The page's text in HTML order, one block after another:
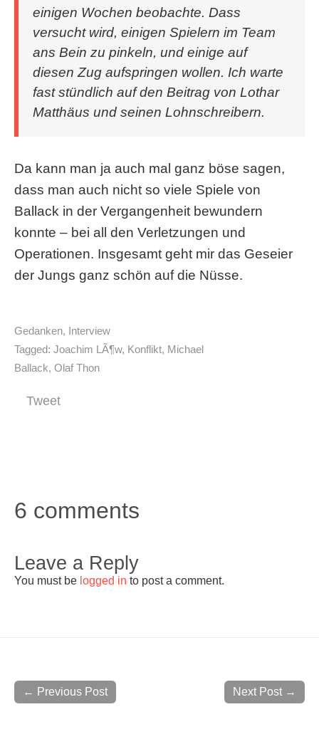
einigen Wochen beobachte. Dass
versucht wird, einigen Spielern im Team
ans Bein zu pinkeln, und einige auf
diesen Zug aufspringen wollen. Ich warte
fast stündlich auf den Beitrag von Lothar
Matthäus und seinen Lohnschreibern.
Da kann man ja auch mal ganz böse sagen,
dass man auch nicht so viele Spiele von
Ballack in der Vergangenheit bewundern
konnte – bei all den Verletzungen und
Operationen. Insgesamt geht mir das Geseier
der Jungs ganz schön auf die Nüsse.
Gedanken, Interview
Tagged: Joachim LÃ¶w, Konflikt, Michael
Ballack, Olaf Thon
Tweet
6 comments
Leave a Reply
You must be logged in to post a comment.
Next Post →
← Previous Post